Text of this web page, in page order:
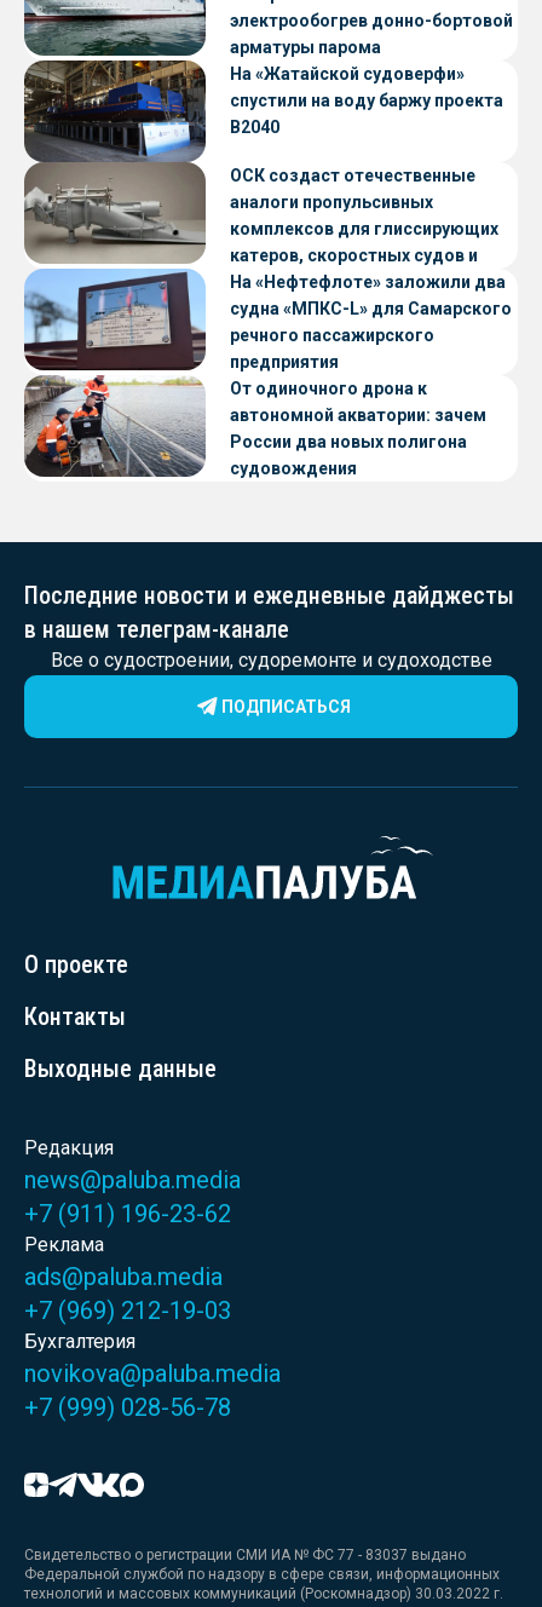
электрообогрев донно-бортовой
арматуры парома
«Петропавловск» проекта CNF22
На «Жатайской судоверфи»
спустили на воду баржу проекта
В2040
ОСК создаст отечественные
аналоги пропульсивных
комплексов для глиссирующих
катеров, скоростных судов и
судов с малой осадкой
На «Нефтефлоте» заложили два
судна «МПКС-L» для Самарского
речного пассажирского
предприятия
От одиночного дрона к
автономной акватории: зачем
России два новых полигона
судовождения
Последние новости и ежедневные дайджесты
в нашем телеграм-канале
Все о судостроении, судоремонте и судоходстве
ПОДПИСАТЬСЯ
О проекте
Контакты
Выходные данные
Редакция
news@paluba.media
+7 (911) 196-23-62
Реклама
ads@paluba.media
+7 (969) 212-19-03
Бухгалтерия
novikova@paluba.media
+7 (999) 028-56-78
Свидетельство о регистрации СМИ ИА № ФС 77 - 83037 выдано
Федеральной службой по надзору в сфере связи, информационных
технологий и массовых коммуникаций (Роскомнадзор) 30.03.2022 г.